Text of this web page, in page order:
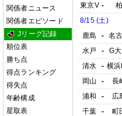
関係者ニュース
関係者エピソード
Jリーグ記録
順位表
勝ち点
得点ランキング
得失点
年齢構成
星取表
東京V - 柏
8/15 (土)
鹿島
- 名
水戸
- G
清水
- 横浜
岡山
- 長
浦和
- 広
千葉
- 町